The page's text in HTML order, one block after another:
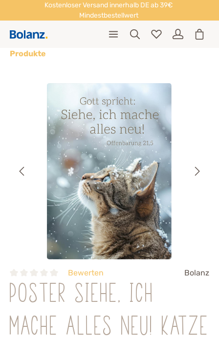
Kostenloser Versand innerhalb DE ab 39€
Mindestbestellwert
Produkte
Bewerten Bolanz
Poster Siehe, ich
mache alles neu! Katze